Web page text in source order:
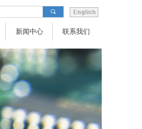
끠
新闻中心 联系我们